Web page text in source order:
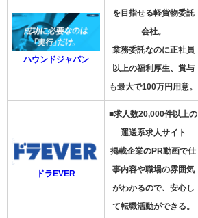
ハウンドジャパン
を目指せる軽貨物委託
会社。
業務委託なのに正社員
以上の福利厚生、賞与
も最大で100万円用意。
ドラEVER
■求人数20,000件以上の
運送系求人サイト
掲載企業のPR動画で仕
事内容や職場の雰囲気
がわかるので、安心し
て転職活動ができる。